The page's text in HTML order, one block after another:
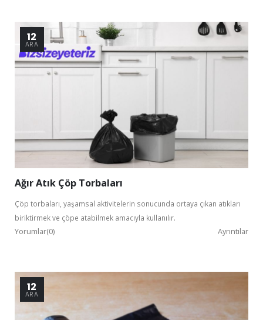
12
ARA
Ağır Atık Çöp Torbaları
Çöp torbaları, yaşamsal aktivitelerin sonucunda ortaya çıkan atıkları
biriktirmek ve çöpe atabilmek amacıyla kullanılır.
Yorumlar(0) Ayrıntılar
12
ARA